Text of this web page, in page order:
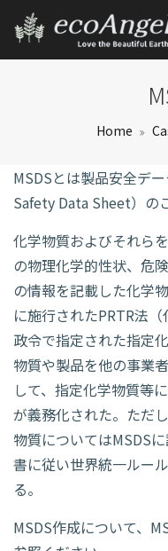
Home
MSDSとは製品安全デ
Safety Data Sheet）の
化学物質およびそれら
の物理化学的性状、危
の情報を記載した化学
に施行されたPRTR法（
政令で指定された指定
物質や製品を他の事業
して、指定化学物質等
が義務化された。ただ
物質についてはMSDS
書に従い世界統一ルー
る。
MSDS作成について、